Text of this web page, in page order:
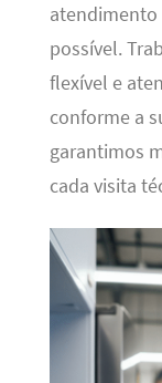
atendimento
possível.
flexível e
conforme a
garantimos
cada visita